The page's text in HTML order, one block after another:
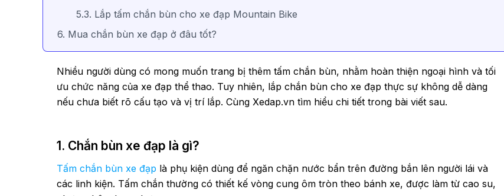
5.3. Lắp tấm chắn bùn cho xe đạp Mountain Bike
6. Mua chắn bùn xe đạp ở đâu tốt?
Nhiều người dùng có mong muốn trang bị thêm tấm chắn bùn, nhằm hoàn thiện ngoại hình và tối
ưu chức năng của xe đạp thể thao. Tuy nhiên, lắp chắn bùn cho xe đạp thực sự không dễ dàng
nếu chưa biết rõ cấu tạo và vị trí lắp. Cùng Xedap.vn tìm hiểu chi tiết trong bài viết sau.
1. Chắn bùn xe đạp là gì?
Tấm chắn bùn xe đạp là phụ kiện dùng để ngăn chặn nước bẩn trên đường bắn lên người lái và
các linh kiện. Tấm chắn thường có thiết kế vòng cung ôm tròn theo bánh xe, được làm từ cao su,